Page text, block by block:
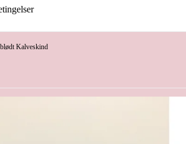
Kalveskind